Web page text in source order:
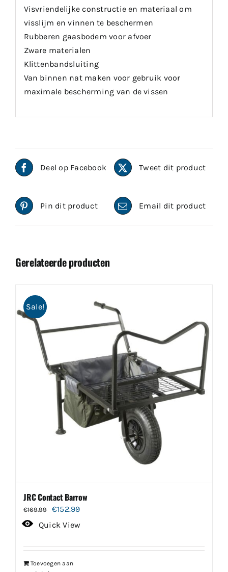
Visvriendelijke constructie en materiaal om
visslijm en vinnen te beschermen
Rubberen gaasbodem voor afvoer
Zware materialen
Klittenbandsluiting
Van binnen nat maken voor gebruik voor
maximale bescherming van de vissen
Deel op Facebook Tweet dit product
Pin dit product Email dit product
Gerelateerde producten
Sale!
JRC Contact Barrow
€169.99
Oorspronkelijke
prijs
€169.99.
€152.99Huidige
prijs
€152.99.
Quick View
Toevoegen aan